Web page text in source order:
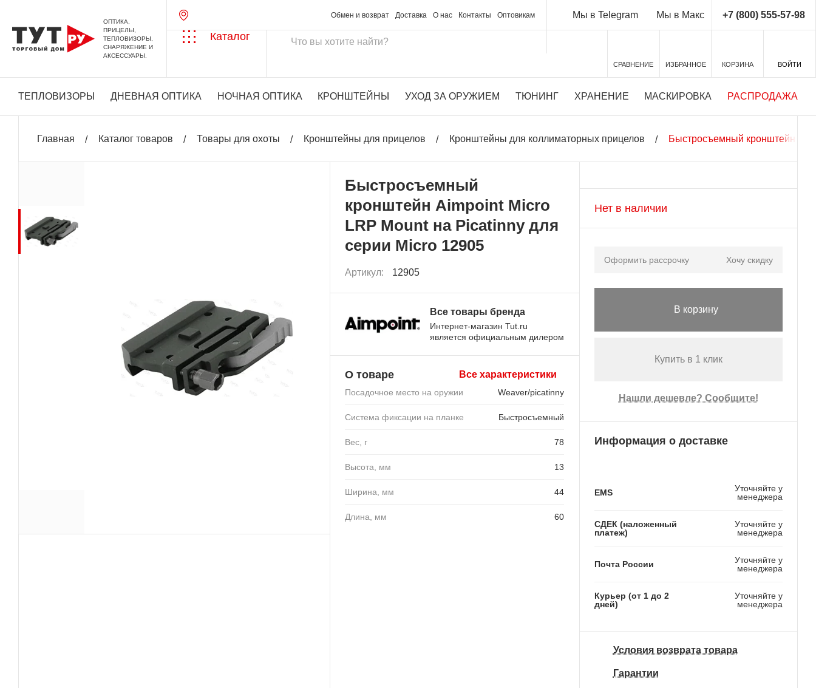
ОПТИКА,
ПРИЦЕЛЫ,
ТЕПЛОВИЗОРЫ,
СНАРЯЖЕНИЕ И
АКСЕССУАРЫ.
Обмен и возврат Доставка О нас Контакты Оптовикам Мы в Telegram Мы в Макс +7 (800) 555-57-98
Каталог
СРАВНЕНИЕ ИЗБРАННОЕ КОРЗИНА ВОЙТИ
ТЕПЛОВИЗОРЫ ДНЕВНАЯ ОПТИКА НОЧНАЯ ОПТИКА КРОНШТЕЙНЫ УХОД ЗА ОРУЖИЕМ ТЮНИНГ ХРАНЕНИЕ МАСКИРОВКА РАСПРОДАЖА
Главная Каталог товаров Товары для охоты Кронштейны для прицелов Кронштейны для коллиматорных прицелов Быстросъемный кронштейн
Быстросъемный
кронштейн Aimpoint Micro
LRP Mount на Picatinny для
серии Micro 12905
Артикул: 12905
Все товары бренда
Интернет-магазин Tut.ru
является официальным дилером
О товаре Все характеристики
Посадочное место на оружии Weaver/picatinny
Система фиксации на планке Быстросъемный
Вес, г 78
Высота, мм 13
Ширина, мм 44
Длина, мм 60
Нет в наличии
Оформить рассрочку Хочу скидку
В корзину
Купить в 1 клик
Нашли дешевле? Сообщите!
Информация о доставке
EMS
Уточняйте у
менеджера
СДЕК (наложенный
платеж)
Уточняйте у
менеджера
Почта России
Уточняйте у
менеджера
Курьер (от 1 до 2
дней)
Уточняйте у
менеджера
Условия возврата товара
Гарантии